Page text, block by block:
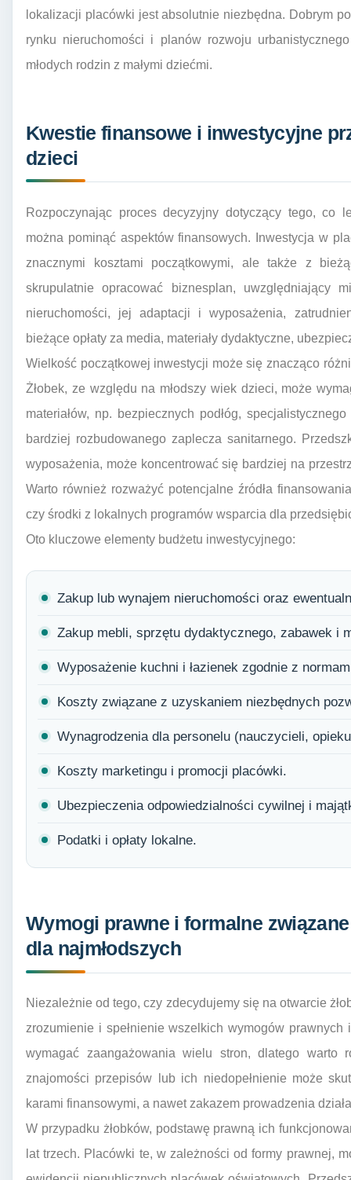
lokalizacji placówki jest absolutnie niezbędna. Dobrym
rynku nieruchomości i planów rozwoju
młodych rodzin z małymi dziećmi.
Kwestie finansowe i inwestycyjne
dzieci
Rozpoczynając proces decyzyjny dotyczący tego, co
można pominąć aspektów finansowych. Inwestycja w
znacznymi kosztami początkowymi, ale także z
skrupulatnie opracować biznesplan, uwzględniający
nieruchomości, jej adaptacji i wyposażenia,
bieżące opłaty za media, materiały dydaktyczne,
Wielkość początkowej inwestycji może się znacząco
Żłobek, ze względu na młodszy wiek dzieci, może
materiałów, np. bezpiecznych podłóg,
bardziej rozbudowanego zaplecza sanitarnego.
wyposażenia, może koncentrować się bardziej na
Warto również rozważyć potencjalne źródła
czy środki z lokalnych programów wsparcia dla
Oto kluczowe elementy budżetu inwestycyjnego:
Zakup lub wynajem nieruchomości oraz
Zakup mebli, sprzętu dydaktycznego, zabawek i
Wyposażenie kuchni i łazienek zgodnie z
Koszty związane z uzyskaniem niezbędnych
Wynagrodzenia dla personelu (nauczycieli,
Koszty marketingu i promocji placówki.
Ubezpieczenia odpowiedzialności cywilnej i
Podatki i opłaty lokalne.
Wymogi prawne i formalne
dla najmłodszych
Niezależnie od tego, czy zdecydujemy się na otwarcie
zrozumienie i spełnienie wszelkich wymogów
wymagać zaangażowania wielu stron, dlatego warto
znajomości przepisów lub ich niedopełnienie może
karami finansowymi, a nawet zakazem prowadzenia
W przypadku żłobków, podstawę prawną ich
lat trzech. Placówki te, w zależności od formy prawnej,